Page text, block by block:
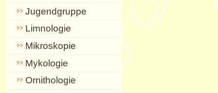
Jugendgruppe
Limnologie
Mikroskopie
Mykologie
Ornithologie